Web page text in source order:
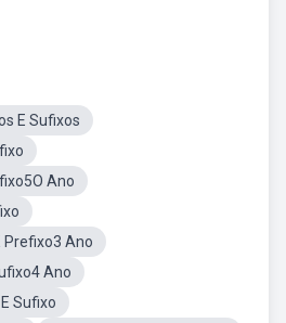
E Sufixos
Ano
Prefixo3 Ano
Ano
Sufixo